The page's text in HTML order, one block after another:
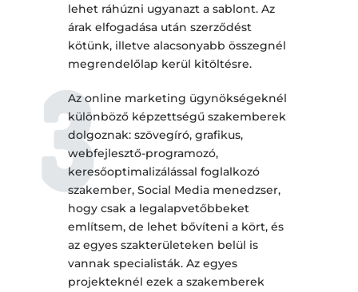
lehet ráhúzni ugyanazt a sablont. Az
árak elfogadása után szerződést
kötünk, illetve alacsonyabb összegnél
megrendelőlap kerül kitöltésre.
Az online marketing ügynökségeknél
különböző képzettségű szakemberek
dolgoznak: szövegíró, grafikus,
webfejlesztő-programozó,
keresőoptimalizálással foglalkozó
szakember, Social Media menedzser,
hogy csak a legalapvetőbbeket
említsem, de lehet bővíteni a kört, és
az egyes szakterületeken belül is
vannak specialisták. Az egyes
projekteknél ezek a szakemberek